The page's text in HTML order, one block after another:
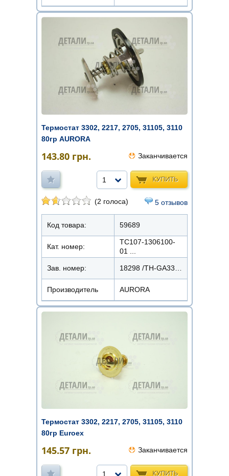
Термостат 3302, 2217, 2705, 31105, 3110
80гр AURORA
143.80 грн. Заканчивается
КУПИТЬ
1
(2 голоса) 5 отзывов
Код товара: 59689
Кат. номер:
ТС107-1306100-
01 ...
Зав. номер:
Производитель AURORA
Термостат 3302, 2217, 2705, 31105, 3110
80гр Euroex
145.57 грн. Заканчивается
КУПИТЬ
1